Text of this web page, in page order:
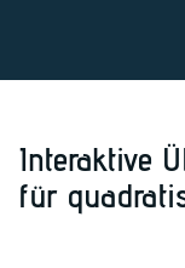
Interaktive
für